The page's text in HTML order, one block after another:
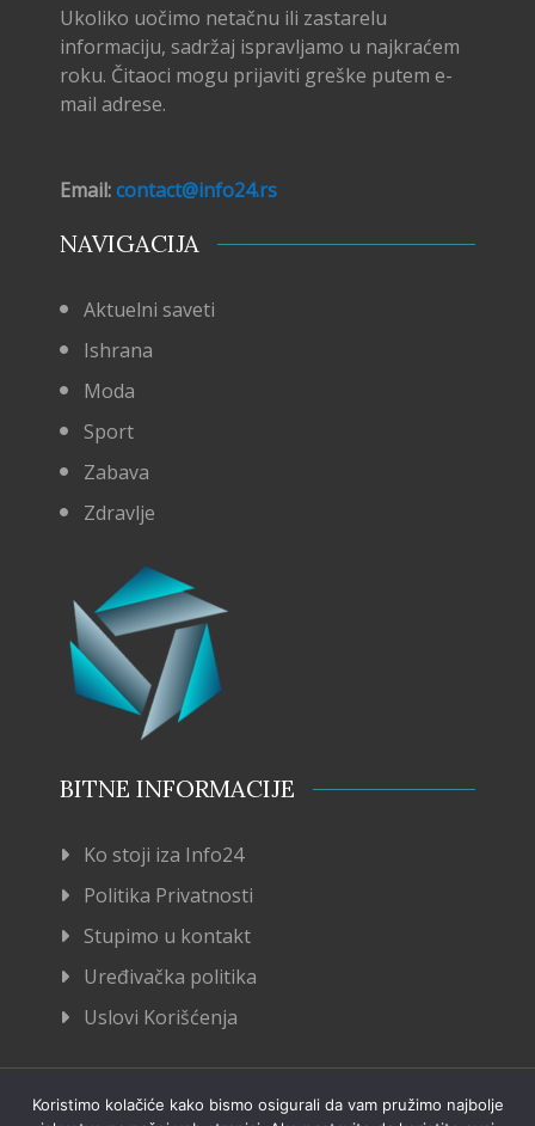
Ukoliko uočimo netačnu ili zastarelu
informaciju, sadržaj ispravljamo u najkraćem
roku. Čitaoci mogu prijaviti greške putem e-
mail adrese.
Email:contact@info24.rs
NAVIGACIJA
Aktuelni saveti
Ishrana
Moda
Sport
Zabava
Zdravlje
BITNE INFORMACIJE
Ko stoji iza Info24
Politika Privatnosti
Stupimo u kontakt
Uređivačka politika
Uslovi Korišćenja
Koristimo kolačiće kako bismo osigurali da vam pružimo najbolje